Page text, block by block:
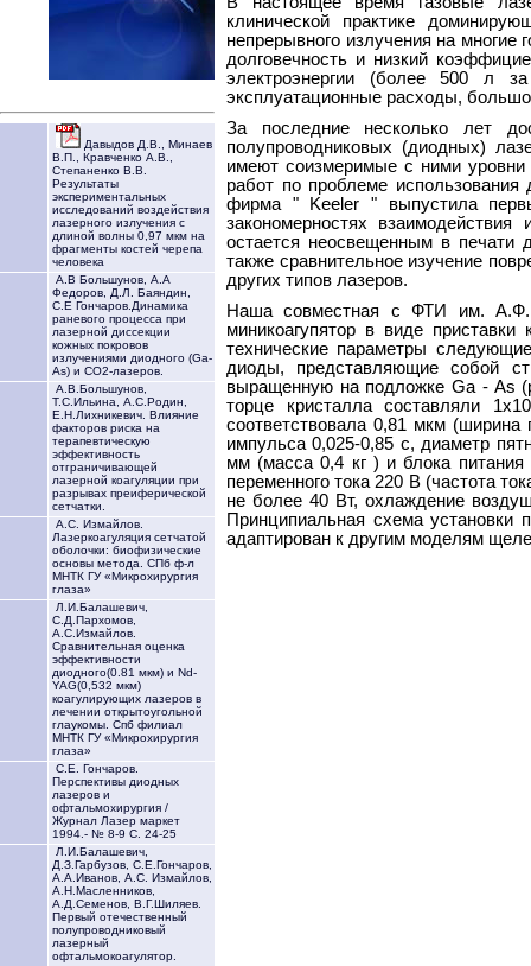
Давыдов Д.В., Минаев
В.П., Кравченко А.В.,
Степаненко В.В.
Результаты
экспериментальных
исследований воздействия
лазерного излучения с
длиной волны 0,97 мкм на
фрагменты костей черепа
человека
А.В Большунов, А.А
Федоров, Д.Л. Баяндин,
С.Е Гончаров.Динамика
раневого процесса при
лазерной диссекции
кожных покровов
излучениями диодного (Ga-
As) и СО2-лазеров.
А.В.Большунов,
Т.С.Ильина, А.С.Родин,
Е.Н.Лихникевич. Влияние
факторов риска на
терапевтическую
эффективность
отграничивающей
лазерной коагуляции при
разрывах преиферической
сетчатки.
А.С. Измайлов.
Лазеркоагуляция сетчатой
оболочки: биофизические
основы метода. СПб ф-л
МНТК ГУ «Микрохирургия
глаза»
Л.И.Балашевич,
С.Д.Пархомов,
А.С.Измайлов.
Сравнительная оценка
эффективности
диодного(0.81 мкм) и Nd-
YAG(0,532 мкм)
коагулирующих лазеров в
лечении открытоугольной
глаукомы. Спб филиал
МНТК ГУ «Микрохирургия
глаза»
С.Е. Гончаров.
Перспективы диодных
лазеров и
офтальмохирургия /
Журнал Лазер маркет
1994.- № 8-9 С. 24-25
Л.И.Балашевич,
Д.З.Гарбузов, С.Е.Гончаров,
А.А.Иванов, А.С. Измайлов,
А.Н.Масленников,
А.Д.Семенов, В.Г.Шиляев.
Первый отечественный
полупроводниковый
лазерный
офтальмокоагулятор.
клинической практике
непрерывного излучения на
долговечность и низкий
электроэнергии (более 500 л
эксплуатационные расходы,
За последние несколько лет
полупроводниковых (диодных)
имеют соизмеримые с ними
работ по проблеме
фирма " Keeler " выпустила
закономерностях
остается неосвещенным в печати
также сравнительное изучение
других типов лазеров.
Наша совместная с ФТИ им.
миникоагупятор в виде
технические параметры
диоды, представляющие собой
выращенную на подложке Ga - As
торце кристалла составляли
соответствовала 0,81 мкм
импульса 0,025-0,85 с, диаметр
мм (масса 0,4 кг ) и блока
переменного тока 220 В (частота
не более 40 Вт, охлаждение
Принципиальная схема
адаптирован к другим моделям